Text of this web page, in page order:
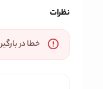
نظرات
خطا در